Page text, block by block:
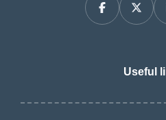
Useful